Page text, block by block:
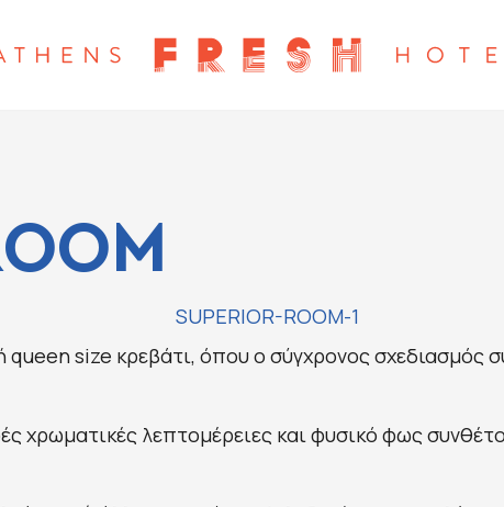
size κρεβάτι, όπου ο σύγχρονος σχεδιασμός
χρωματικές λεπτομέρειες και φυσικό φως